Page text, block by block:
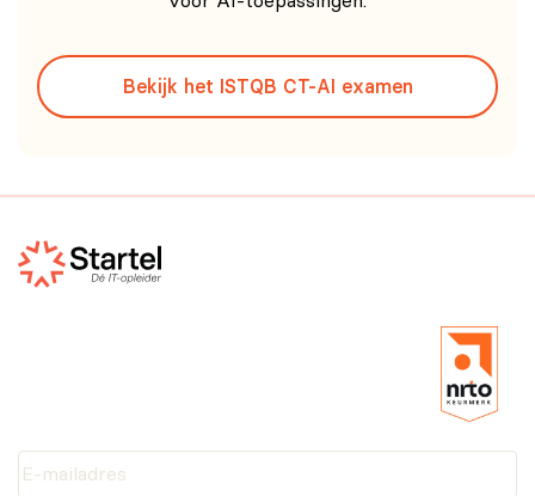
Bekijk het ISTQB CT-AI examen